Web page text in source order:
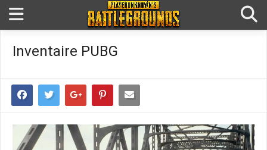
Inventaire PUBG